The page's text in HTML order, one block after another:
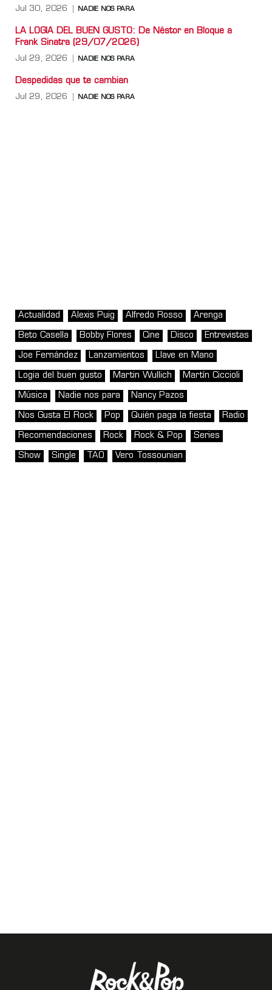
Jul 30, 2026 NADIE NOS PARA
LA LOGIA DEL BUEN GUSTO: De Néstor en Bloque a
Frank Sinatra (29/07/2026)
Jul 29, 2026 NADIE NOS PARA
Despedidas que te cambian
Jul 29, 2026 NADIE NOS PARA
Actualidad Alexis Puig Alfredo Rosso Arenga
Beto Casella Bobby Flores Cine Disco Entrevistas
Joe Fernández Lanzamientos Llave en Mano
Logia del buen gusto Martin Wullich Martín Ciccioli
Música Nadie nos para Nancy Pazos
Nos Gusta El Rock Pop Quién paga la fiesta Radio
Recomendaciones Rock Rock & Pop Series
Show Single TAO Vero Tossounian